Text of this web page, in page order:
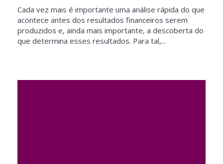
Cada vez mais é importante uma análise rápida do que
acontece antes dos resultados financeiros serem
produzidos e, ainda mais importante, a descoberta do
que determina esses resultados. Para tal,...